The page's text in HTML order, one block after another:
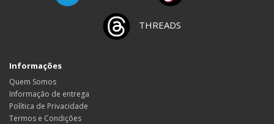
THREADS
Informações
Quem Somos
Informação de entrega
Política de Privacidade
Termos e Condições